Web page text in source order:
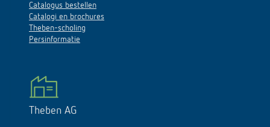
Catalogus bestellen
Catalogi en brochures
Theben-scholing
Persinformatie
Theben AG